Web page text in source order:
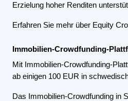
Erzielung hoher Renditen
Erfahren Sie mehr über Equity
Immobilien-Crowdfunding-
Mit Immobilien-Crowdfunding-
ab einigen 100 EUR in
Das Immobilien-Crowdfunding in